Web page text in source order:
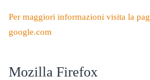
Per maggiori informazioni visita la
google.com
Mozilla Firefox